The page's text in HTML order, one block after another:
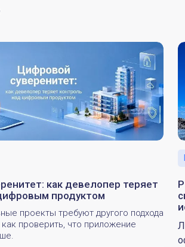
как девелопер теряет
продуктом
проекты требуют другого подхода
проверить, что приложение